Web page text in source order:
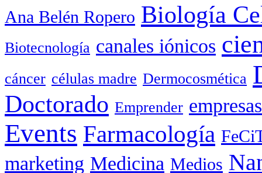
Ana Belén Ropero Biología
Biotecnología canales iónicos
cáncer células madre Dermocosmética
Doctorado Emprender empresas
Events Farmacología
marketing Medicina Medios